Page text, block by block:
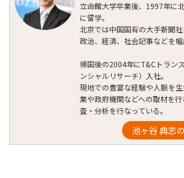
立命館大学卒業後、1997年に
に留学。
北京では中国国有の大手新聞
政治、経済、社会記事などを幅
帰国後の2004年にT&Cトラン
ンシャルリサーチ）入社。
現地での豊富な経験や人脈を
業や政府機関などへの取材を
査・分析を行なっている。
池ヶ谷 典志